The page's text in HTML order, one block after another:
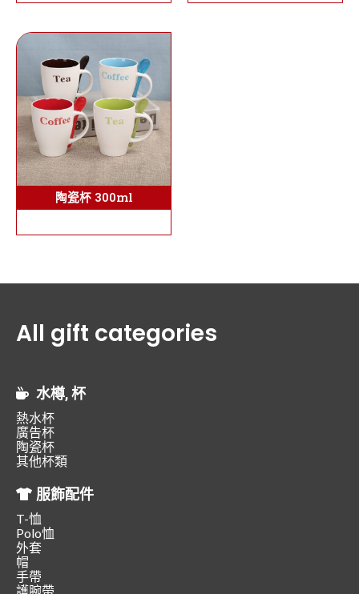
陶瓷杯 300ml
All gift categories
水樽, 杯
熱水杯
廣告杯
陶瓷杯
其他杯類
服飾配件
T-恤
Polo恤
外套
帽
手帶
護腕帶